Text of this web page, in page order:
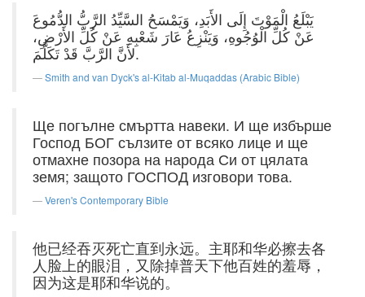
يَبْلَعُ الْمَوْتَ إِلَى الأَبَدِ، وَيَمْسَحُ السَّيِّدُ الرَّبُّ الدُّمُوعَ
عَنْ كُلِّ الْوُجُوهِ، وَيَنْزِعُ عَارَ شَعْبِهِ عَنْ كُلِّ الأَرْضِ،
لأَنَّ الرَّبَّ قَدْ تَكَلَّمَ.
Smith and van Dyck's al-Kitab al-Muqaddas (Arabic Bible)
Ще погълне смъртта навеки. И ще избърше
Господ БОГ сълзите от всяко лице и ще
отмахне позора на народа Си от цялата
земя; защото ГОСПОД изговори това.
Veren's Contemporary Bible
他已经吞灭死亡直到永远。主耶和华必擦去各
人脸上的眼泪，又除掉普天下他百姓的羞辱，
因为这是耶和华说的。